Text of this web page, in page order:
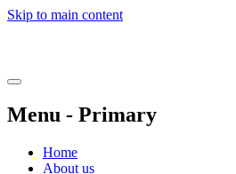
Skip to main content
Menu - Primary
Home
About us